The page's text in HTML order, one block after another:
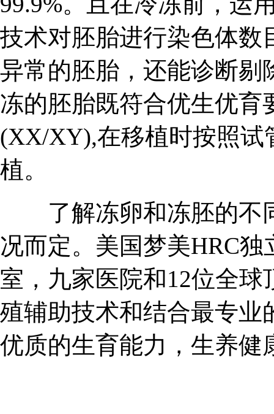
技术对胚胎进行染色体数
异常的胚胎，还能诊断剔
冻的胚胎既符合优生优育
(XX/XY),在移植时按照试
植。
了解冻卵和冻胚的不
况而定。美国梦美HRC
室，九家医院和12位全
殖辅助技术和结合最专业
优质的生育能力，生养健